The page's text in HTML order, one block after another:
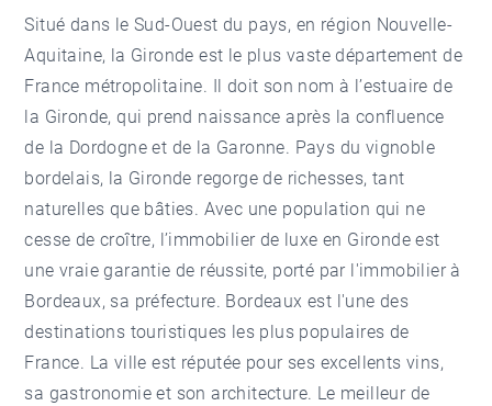
Situé dans le Sud-Ouest du pays, en région Nouvelle-
Aquitaine, la Gironde est le plus vaste département de
France métropolitaine. Il doit son nom à l’estuaire de
la Gironde, qui prend naissance après la confluence
de la Dordogne et de la Garonne. Pays du vignoble
bordelais, la Gironde regorge de richesses, tant
naturelles que bâties. Avec une population qui ne
cesse de croître, l’immobilier de luxe en Gironde est
une vraie garantie de réussite, porté par l'immobilier à
Bordeaux, sa préfecture. Bordeaux est l'une des
destinations touristiques les plus populaires de
France. La ville est réputée pour ses excellents vins,
sa gastronomie et son architecture. Le meilleur de